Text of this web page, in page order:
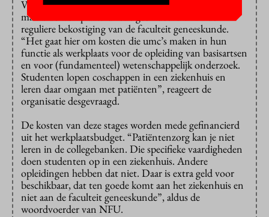
Volgens de NFU, de koepelorganisatie van umc’s,
maakt de werkplaatsfunctie geen deel uit van de
reguliere bekostiging van de faculteit geneeskunde.
“Het gaat hier om kosten die umc’s maken in hun
functie als werkplaats voor de opleiding van basisartsen
en voor (fundamenteel) wetenschappelijk onderzoek.
Studenten lopen coschappen in een ziekenhuis en
leren daar omgaan met patiënten”, reageert de
organisatie desgevraagd.
De kosten van deze stages worden mede gefinancierd
uit het werkplaatsbudget. “Patiëntenzorg kan je niet
leren in de collegebanken. Die specifieke vaardigheden
doen studenten op in een ziekenhuis. Andere
opleidingen hebben dat niet. Daar is extra geld voor
beschikbaar, dat ten goede komt aan het ziekenhuis en
niet aan de faculteit geneeskunde”, aldus de
woordvoerder van NFU.